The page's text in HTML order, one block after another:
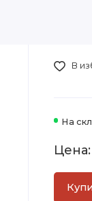
На
В